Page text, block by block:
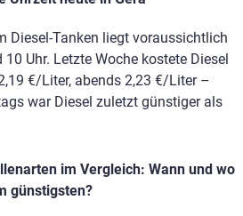
Diesel-Tanken liegt voraussichtlich
Uhr. Letzte Woche kostete Diesel
€/Liter, abends 2,23 €/Liter –
war Diesel zuletzt günstiger als
im Vergleich: Wann und wo
günstigsten?